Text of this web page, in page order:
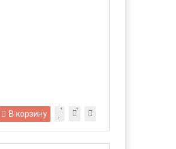
В корзину